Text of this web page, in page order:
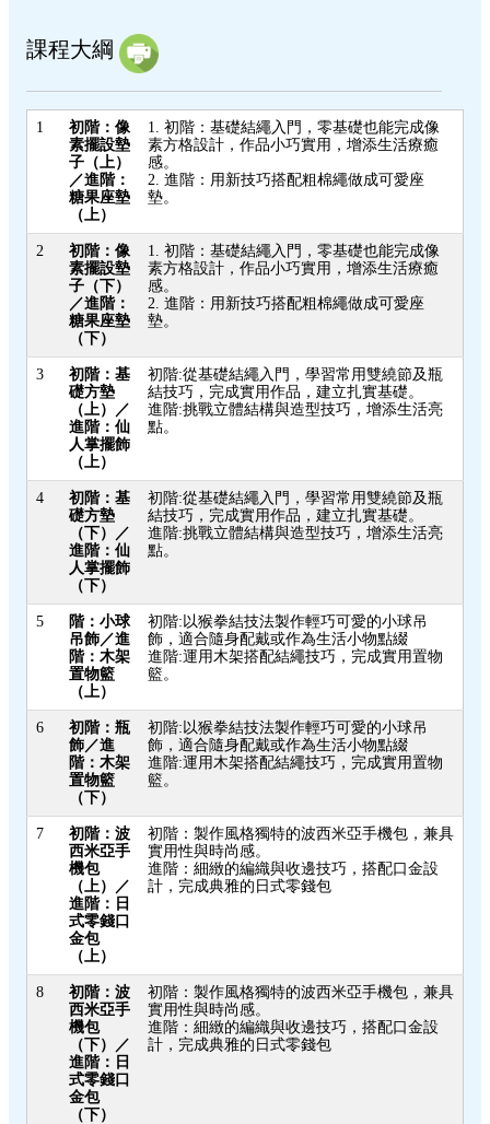
課程大綱
1
初階：像
素擺設墊
子（上）
／進階：
糖果座墊
（上）
1. 初階：基礎結繩入門，零基礎也能完成像
素方格設計，作品小巧實用，增添生活療癒
感。
2. 進階：用新技巧搭配粗棉繩做成可愛座
墊。
2
初階：像
素擺設墊
子（下）
／進階：
糖果座墊
（下）
1. 初階：基礎結繩入門，零基礎也能完成像
素方格設計，作品小巧實用，增添生活療癒
感。
2. 進階：用新技巧搭配粗棉繩做成可愛座
墊。
3
初階：基
礎方墊
（上）／
進階：仙
人掌擺飾
（上）
初階:從基礎結繩入門，學習常用雙繞節及瓶
結技巧，完成實用作品，建立扎實基礎。
進階:挑戰立體結構與造型技巧，增添生活亮
點。
4
初階：基
礎方墊
（下）／
進階：仙
人掌擺飾
（下）
初階:從基礎結繩入門，學習常用雙繞節及瓶
結技巧，完成實用作品，建立扎實基礎。
進階:挑戰立體結構與造型技巧，增添生活亮
點。
5
階：小球
吊飾／進
階：木架
置物籃
（上）
初階:以猴拳結技法製作輕巧可愛的小球吊
飾，適合隨身配戴或作為生活小物點綴
進階:運用木架搭配結繩技巧，完成實用置物
籃。
6
初階：瓶
飾／進
階：木架
置物籃
（下）
初階:以猴拳結技法製作輕巧可愛的小球吊
飾，適合隨身配戴或作為生活小物點綴
進階:運用木架搭配結繩技巧，完成實用置物
籃。
7
初階：波
西米亞手
機包
（上）／
進階：日
式零錢口
金包
（上）
初階：製作風格獨特的波西米亞手機包，兼具
實用性與時尚感。
進階：細緻的編織與收邊技巧，搭配口金設
計，完成典雅的日式零錢包
8
初階：波
西米亞手
機包
（下）／
進階：日
式零錢口
金包
（下）
初階：製作風格獨特的波西米亞手機包，兼具
實用性與時尚感。
進階：細緻的編織與收邊技巧，搭配口金設
計，完成典雅的日式零錢包